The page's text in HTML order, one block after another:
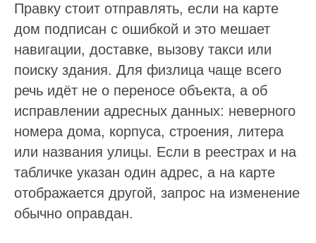
Правку стоит отправлять, если на карте
дом подписан с ошибкой и это мешает
навигации, доставке, вызову такси или
поиску здания. Для физлица чаще всего
речь идёт не о переносе объекта, а об
исправлении адресных данных: неверного
номера дома, корпуса, строения, литера
или названия улицы. Если в реестрах и на
табличке указан один адрес, а на карте
отображается другой, запрос на изменение
обычно оправдан.